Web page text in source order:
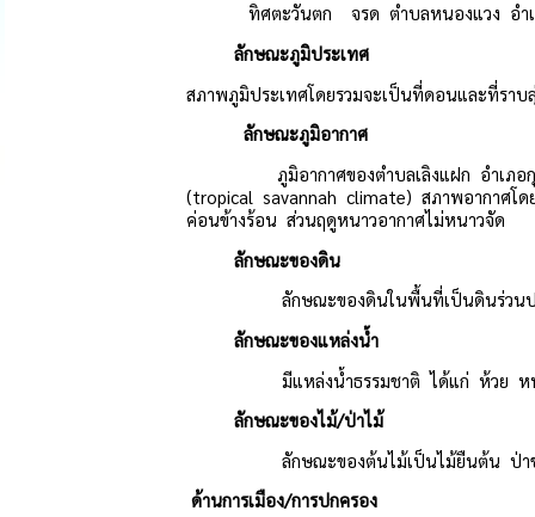
ทิศตะวันตก จรด ตำบลหนองแวง อำเ
ลักษณะภูมิประเทศ
สภาพภูมิประเทศโดยรวมจะเป็นที่ดอนและที่รา
ลักษณะภูมิอากาศ
ภูมิอากาศของตำบลเลิงแฝก อำเภอกุดรั
(tropical savannah climate) สภาพอากาศโ
ค่อนข้างร้อน ส่วนฤดู
ลักษณะของดิน
ลักษณะของดินในพื้นที่เป็นดินร่วนป
ลักษณะของแหล่งน้ำ
มีแหล่งน้ำธรรมชาติ ได้แก่ ห้วย
ลักษณะของไม้/ป่าไม้
ลักษณะของต้นไม้เป็นไม้ยืนต้น ป่า
ด้านการเมือง/การปกครอง